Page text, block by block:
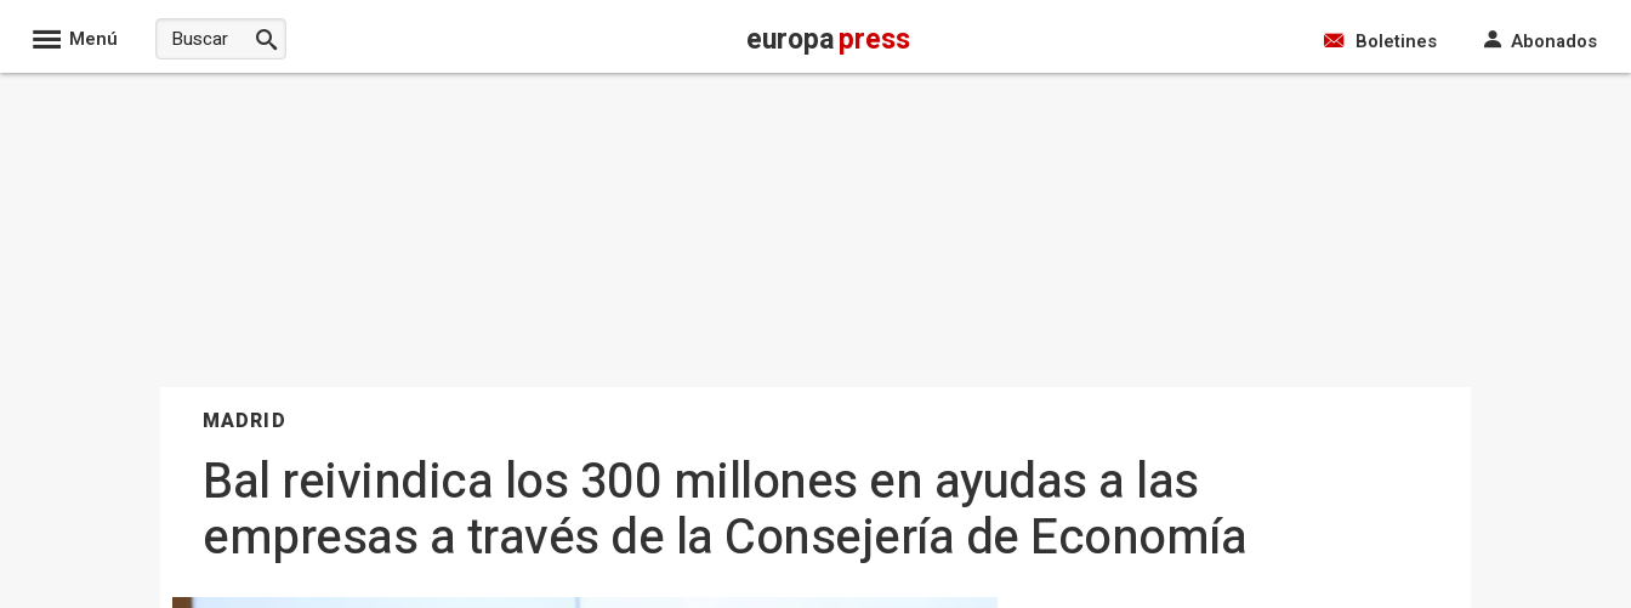
Menú europapress Boletines Abonados
MADRID
Bal reivindica los 300 millones en ayudas a las
empresas a través de la Consejería de Economía